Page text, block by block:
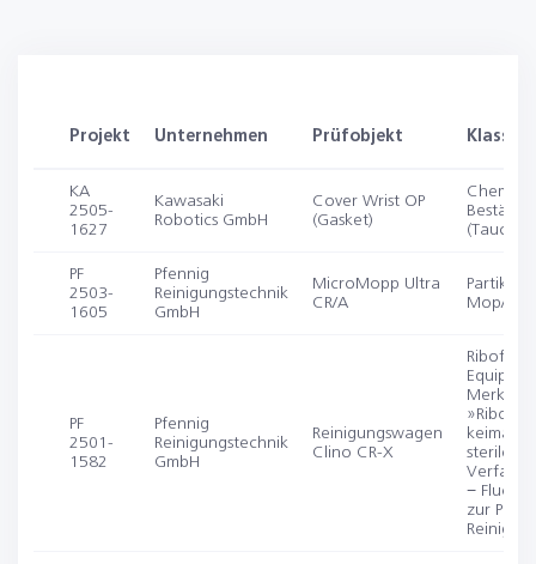
Projekt Unternehmen Prüfobjekt
KA
2505-
1627
Kawasaki
Robotics GmbH
Cover Wrist OP
(Gasket)
PF
2503-
1605
Pfennig
Reinigungstechnik
GmbH
MicroMopp Ultra
CR/A
Mop/
PF
2501-
1582
Pfennig
Reinigungstechnik
GmbH
Reinigungswagen
Clino CR-X
sterile
−
zur